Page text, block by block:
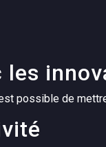
possible de